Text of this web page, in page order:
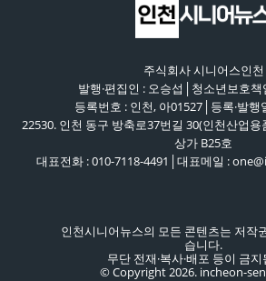
주식회사 시니어스인천
발행·편집인 : 오승섭│청소년보호책
등록번호 : 인천, 아01527│등록·발행
22530. 인천 동구 방축로37번길 30(인천산업
상가 B25호
대표전화 : 010-7118-4491│대표메일 :
인천시니어뉴스의 모든 콘텐츠는 저작
습니다.
무단 전재·복사·배포 등이 금
© Copyright 2026. incheon-